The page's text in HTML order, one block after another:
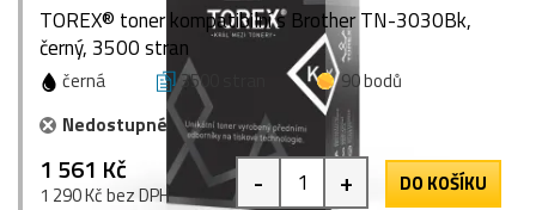
TOREX® toner kompatibilní s Brother TN-3030Bk,
černý, 3500 stran
černá 3500 stran
90 bodů
Nedostupné
1 561 Kč
1 290 Kč bez DPH - + DO KOŠÍKU